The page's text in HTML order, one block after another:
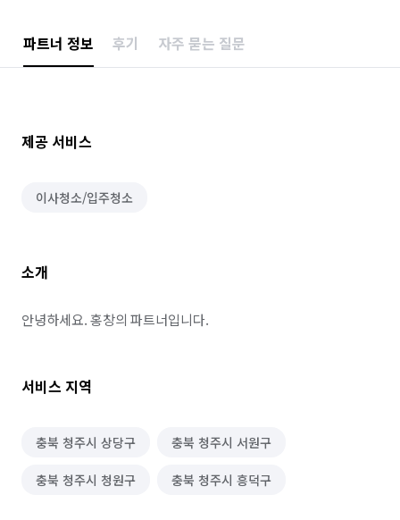
파트너 정보 후기 자주 묻는 질문
제공 서비스
이사청소/입주청소
소개
안녕하세요. 홍창의 파트너입니다.
서비스 지역
충북 청주시 상당구 충북 청주시 서원구
충북 청주시 청원구 충북 청주시 흥덕구